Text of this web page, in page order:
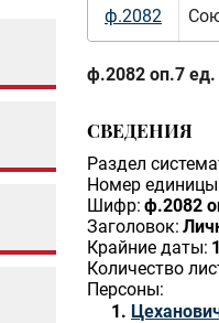
ф.2082
ф.2082 оп.7 ед.
СВЕДЕНИЯ
Раздел
Номер единицы
Шифр: ф.2082
Заголовок:
Крайние даты:
Количество
Персоны: